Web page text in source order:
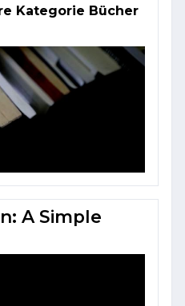
Kategorie Bücher
A Simple